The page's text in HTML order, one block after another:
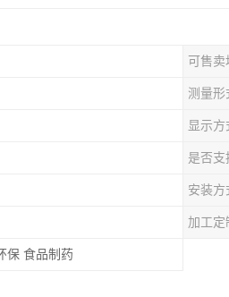
可售卖
测量形
显示方
是否支
安装方
加工定
保 食品制药